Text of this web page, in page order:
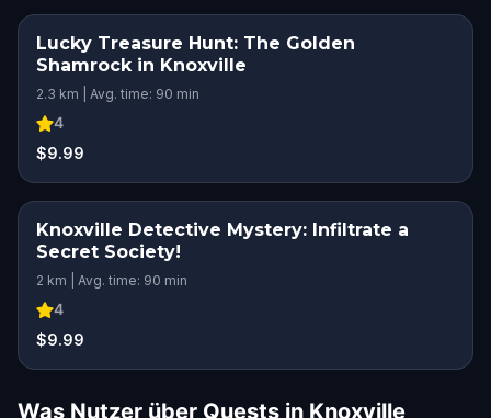
Lucky Treasure Hunt: The Golden
Shamrock in Knoxville
2.3 km | Avg. time: 90 min
4
$9.99
Knoxville Detective Mystery: Infiltrate a
Secret Society!
2 km | Avg. time: 90 min
4
$9.99
Was Nutzer über Quests in Knoxville